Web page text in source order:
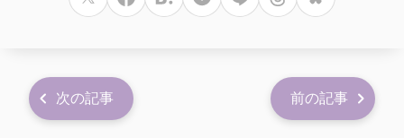
次の記事 前の記事